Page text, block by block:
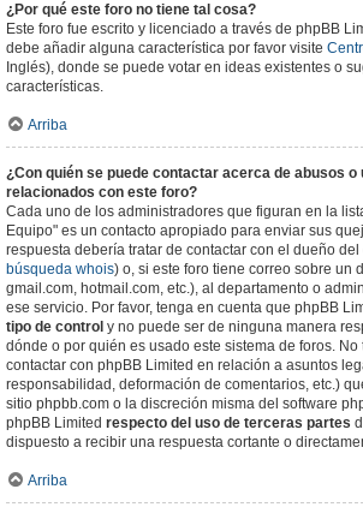
¿Por qué este foro no tiene tal cosa?
Este foro fue escrito y licenciado a través de phpBB
debe añadir alguna característica por favor visite
Inglés), donde se puede votar en ideas existentes o
características.
Arriba
¿Con quién se puede contactar acerca de abusos o
relacionados con este foro?
Cada uno de los administradores que figuran en la
Equipo" es un contacto apropiado para enviar sus
respuesta debería tratar de contactar con el dueño
búsqueda whois) o, si este foro tiene correo sobre un
gmail.com, hotmail.com, etc.), al departamento o
ese servicio. Por favor, tenga en cuenta que phpBB
tipo de control y no puede ser de ninguna manera
dónde o por quién es usado este sistema de foros.
contactar con phpBB Limited en relación a asuntos
responsabilidad, deformación de comentarios, etc.)
sitio phpbb.com o la discreción misma del software
phpBB Limited respecto del uso de terceras partes
dispuesto a recibir una respuesta cortante o
Arriba